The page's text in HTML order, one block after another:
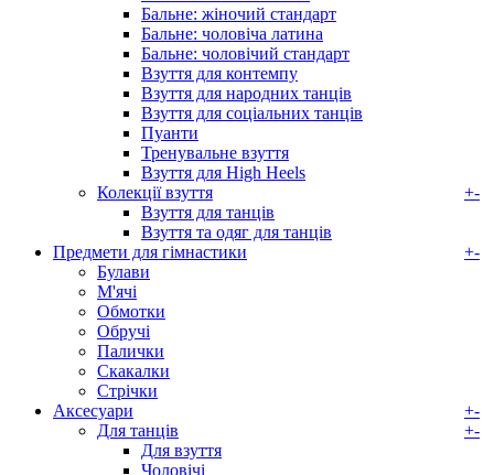
Бальне: жіночий стандарт
Бальне: чоловіча латина
Бальне: чоловічий стандарт
Взуття для контемпу
Взуття для народних танців
Взуття для соціальних танців
Пуанти
Тренувальне взуття
Взуття для High Heels
Колекції взуття
+-
Взуття для танців
Взуття та одяг для танців
Предмети для гімнастики
+-
Булави
М'ячі
Обмотки
Обручі
Палички
Скакалки
Стрічки
Аксесуари
+-
Для танців
+-
Для взуття
Чоловічі